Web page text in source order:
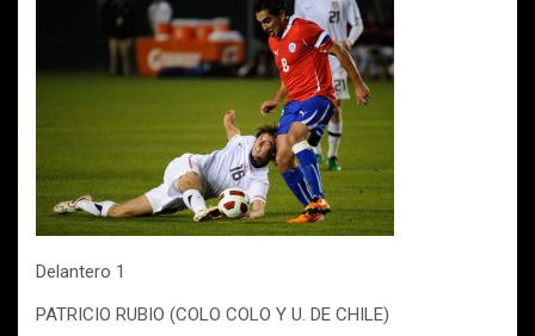
Delantero 1
PATRICIO RUBIO (COLO COLO Y U. DE CHILE)